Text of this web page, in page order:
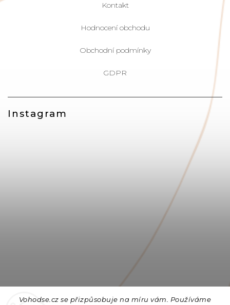
Vohodse.cz se přizpůsobuje na míru vám. Používáme
Instagram
Kontakt
Hodnocení obchodu
Obchodní podmínky
GDPR